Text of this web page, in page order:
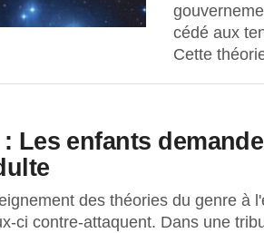
cédé aux
Cette
Les enfants
des théories du genre à
ci contre-attaquent. Dans une